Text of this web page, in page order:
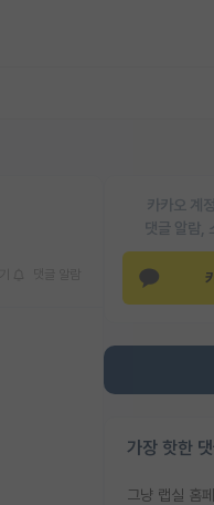
카카오 계
댓글 알람,
가장 핫한